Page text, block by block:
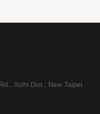
Xizhi Dist., New Taipei